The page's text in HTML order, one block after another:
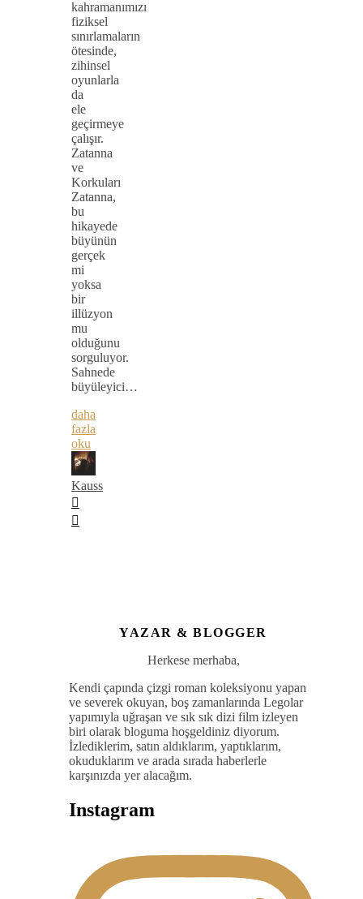
kahramanımızı
fiziksel
sınırlamaların
ötesinde,
zihinsel
oyunlarla
da
ele
geçirmeye
çalışır.
Zatanna
ve
Korkuları
Zatanna,
bu
hikayede
büyünün
gerçek
mi
yoksa
bir
illüzyon
mu
olduğunu
sorguluyor.
Sahnede
büyüleyici…
daha
fazla
oku
Kauss
YAZAR & BLOGGER
Herkese merhaba,
Kendi çapında çizgi roman koleksiyonu yapan
ve severek okuyan, boş zamanlarında Legolar
yapımıyla uğraşan ve sık sık dizi film izleyen
biri olarak bloguma hoşgeldiniz diyorum.
İzlediklerim, satın aldıklarım, yaptıklarım,
okuduklarım ve arada sırada haberlerle
karşınızda yer alacağım.
Instagram